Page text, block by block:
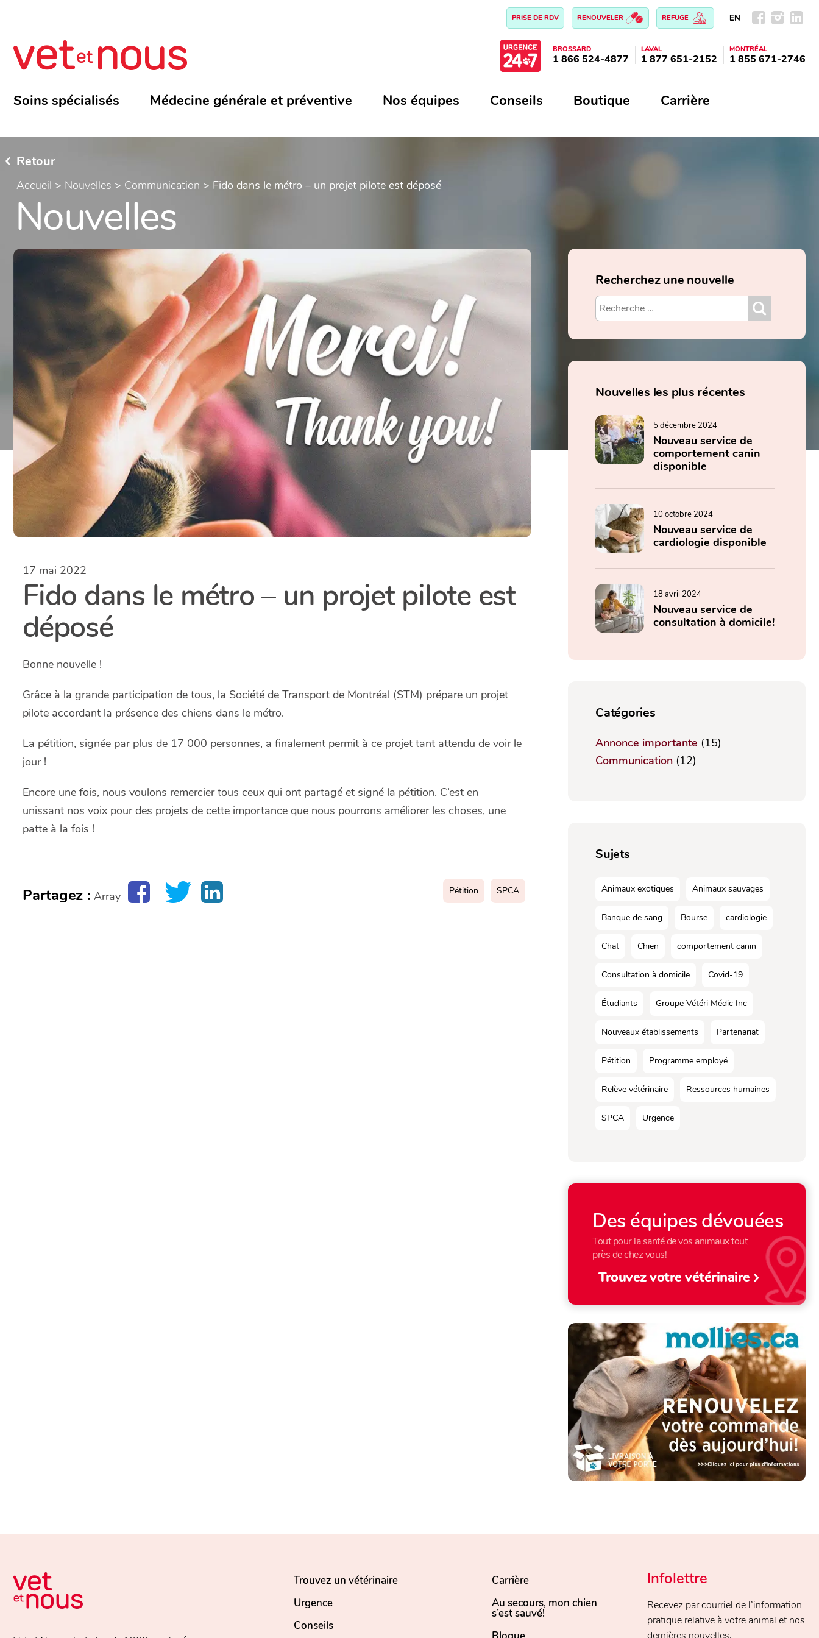
PRISE DE RDV RENOUVELER REFUGE EN
BROSSARD
1 866 524-4877
LAVAL
1 877 651-2152
MONTRÉAL
1 855 671-2746
Soins spécialisés Médecine générale et préventive Nos équipes Conseils Boutique Carrière
Retour
Accueil > Nouvelles > Communication > Fido dans le métro – un projet pilote est déposé
Nouvelles
17 mai 2022
Fido dans le métro – un projet pilote est
déposé
Bonne nouvelle !
Grâce à la grande participation de tous, la Société de Transport de Montréal (STM) prépare un projet
pilote accordant la présence des chiens dans le métro.
La pétition, signée par plus de 17 000 personnes, a finalement permit à ce projet tant attendu de voir le
jour !
Encore une fois, nous voulons remercier tous ceux qui ont partagé et signé la pétition. C’est en
unissant nos voix pour des projets de cette importance que nous pourrons améliorer les choses, une
patte à la fois !
Partagez : Array Pétition SPCA
Recherchez une nouvelle
Nouvelles les plus récentes
5 décembre 2024
Nouveau service de
comportement canin
disponible
10 octobre 2024
Nouveau service de
cardiologie disponible
18 avril 2024
Nouveau service de
consultation à domicile!
Catégories
Annonce importante (15)
Communication (12)
Sujets
Animaux exotiques Animaux sauvages
Banque de sang Bourse cardiologie
Chat Chien comportement canin
Consultation à domicile Covid-19
Étudiants Groupe Vétéri Médic Inc
Nouveaux établissements Partenariat
Pétition Programme employé
Relève vétérinaire Ressources humaines
SPCA Urgence
Des équipes dévouées
Tout pour la santé de vos animaux tout
près de chez vous!
Trouvez votre vétérinaire
Trouvez un vétérinaire
Urgence
Conseils
Carrière
Au secours, mon chien
s’est sauvé!
Infolettre
Recevez par courriel de l’information
pratique relative à votre animal et nos